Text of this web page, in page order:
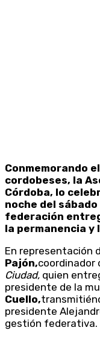
Conmemorando
cordobeses, la
Córdoba, lo
noche del
federación
la permanencia y
En representación
Pajón,coordinador
Ciudad, quien
presidente de la
Cuello,
presidente
gestión federativa.